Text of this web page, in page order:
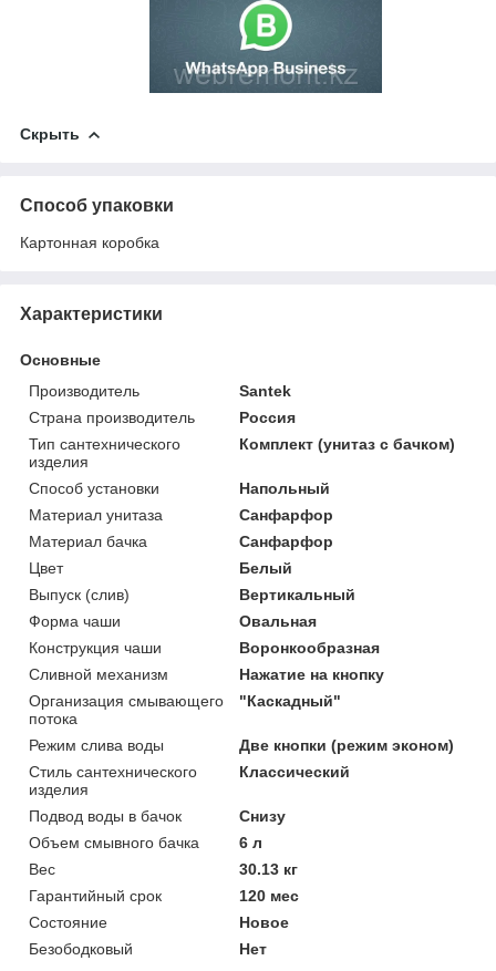
Скрыть
Способ упаковки
Картонная коробка
Характеристики
Основные
Производитель
Santek
Страна производитель
Россия
Тип сантехнического
изделия
Комплект (унитаз с бачком)
Способ установки
Напольный
Материал унитаза
Санфарфор
Материал бачка
Санфарфор
Цвет
Белый
Выпуск (слив)
Вертикальный
Форма чаши
Овальная
Конструкция чаши
Воронкообразная
Сливной механизм
Нажатие на кнопку
Организация смывающего
потока
"Каскадный"
Режим слива воды
Две кнопки (режим эконом)
Стиль сантехнического
изделия
Классический
Подвод воды в бачок
Снизу
Объем смывного бачка
6 л
Вес
30.13 кг
Гарантийный срок
120 мес
Состояние
Новое
Безободковый
Нет